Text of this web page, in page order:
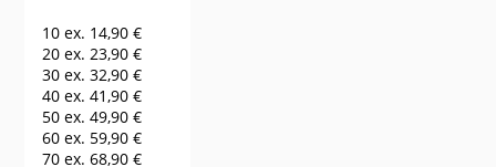
10 ex. 14,90 €
20 ex.23,90 €
30 ex.32,90 €
40 ex.41,90 €
50 ex.49,90 €
60 ex. 59,90 €
70 ex.68,90 €